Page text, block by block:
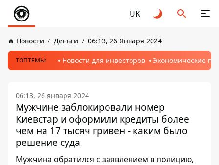
UK
Новости Деньги 06:13, 26 Января 2024
ТОПТЕМЫ: Новости для инвесторов Экономические
06:13, 26 января 2024
Мужчине заблокировали номер
Киевстар и оформили кредиты более
чем на 17 тысяч гривен - каким было
решение суда
Мужчина обратился с заявлением в полицию,